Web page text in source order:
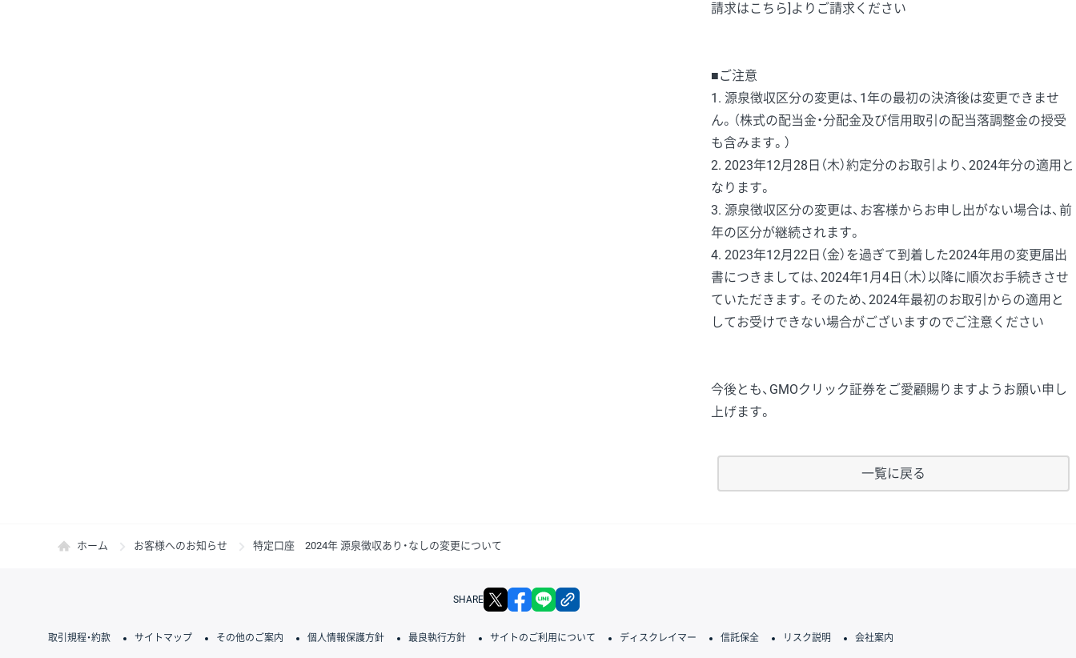
請求はこちら]よりご請求ください
■ご注意
1. 源泉徴収区分の変更は、1年の最初の決済後は変更できませ
ん。（株式の配当金・分配金及び信用取引の配当落調整金の授受
も含みます。）
2. 2023年12月28日（木）約定分のお取引より、2024年分の適用と
なります。
3. 源泉徴収区分の変更は、お客様からお申し出がない場合は、前
年の区分が継続されます。
4. 2023年12月22日（金）を過ぎて到着した2024年用の変更届出
書につきましては、2024年1月4日（木）以降に順次お手続きさせ
ていただきます。そのため、2024年最初のお取引からの適用と
してお受けできない場合がございますのでご注意ください
今後とも、GMOクリック証券をご愛顧賜りますようお願い申し
上げます。
一覧に戻る
ホーム お客様へのお知らせ 特定口座 2024年 源泉徴収あり・なしの変更について
SHARE X facebook
取引規程・約款 サイトマップ その他のご案内 個人情報保護方針 最良執行方針 サイトのご利用について ディスクレイマー 信託保全 リスク説明 会社案内